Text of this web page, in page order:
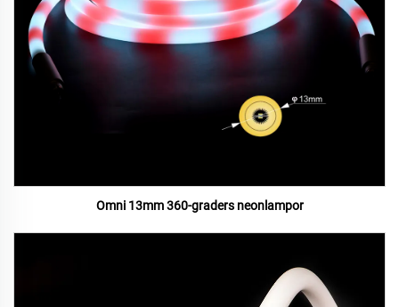
Omni 13mm 360-graders neonlampor